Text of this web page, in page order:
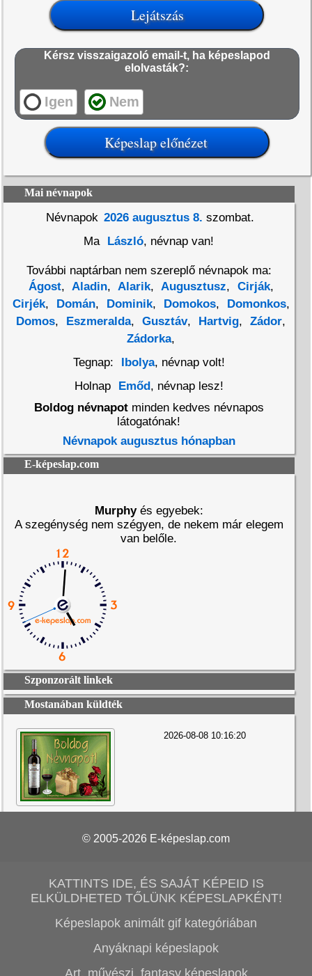
Kérsz visszaigazoló email-t, ha képeslapod
elolvasták?:
Igen Nem
Mai névnapok
Névnapok 2026 augusztus 8. szombat.
Ma
László, névnap van!
További naptárban nem szereplő névnapok ma:
Ágost, Aladin, Alarik, Augusztusz, Cirják,
Cirjék, Domán, Dominik, Domokos, Domonkos,
Domos, Eszmeralda, Gusztáv, Hartvig, Zádor,
Zádorka,
Tegnap:
Ibolya, névnap volt!
Holnap
Emőd , névnap lesz!
Boldog névnapotminden kedves névnapos
látogatónak!
Névnapok augusztus hónapban
E-képeslap.com
Murphyés egyebek:
A szegénység nem szégyen, de nekem már elegem
van belőle.
Szponzorált linkek
Mostanában küldték
2026-08-08 10:16:20
© 2005-2026 E-képeslap.com
KATTINTS IDE, ÉS SAJÁT KÉPEID IS
ELKÜLDHETED TŐLÜNK KÉPESLAPKÉNT!
Képeslapok animált gif kategóriában
Anyáknapi képeslapok
Art, művészi, fantasy képeslapok